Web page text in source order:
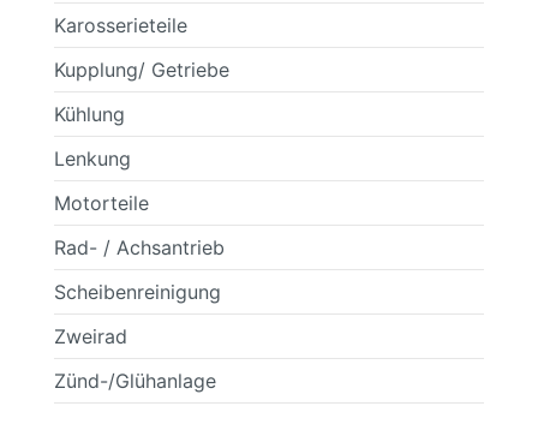
Karosserieteile
Kupplung/ Getriebe
Kühlung
Lenkung
Motorteile
Rad- / Achsantrieb
Scheibenreinigung
Zweirad
Zünd-/Glühanlage